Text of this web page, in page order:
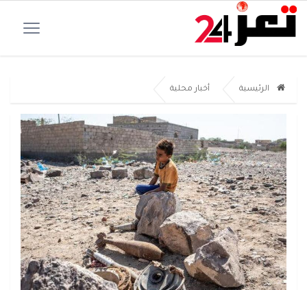
الرئيسية أخبار محلية